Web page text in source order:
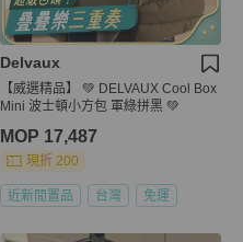
Delvaux
【威選精品】 💚 DELVAUX Cool Box
Mini 波士頓小方包 軍綠拼黑 💚
MOP 17,487
現折 200
近新閒置品 台灣 免運